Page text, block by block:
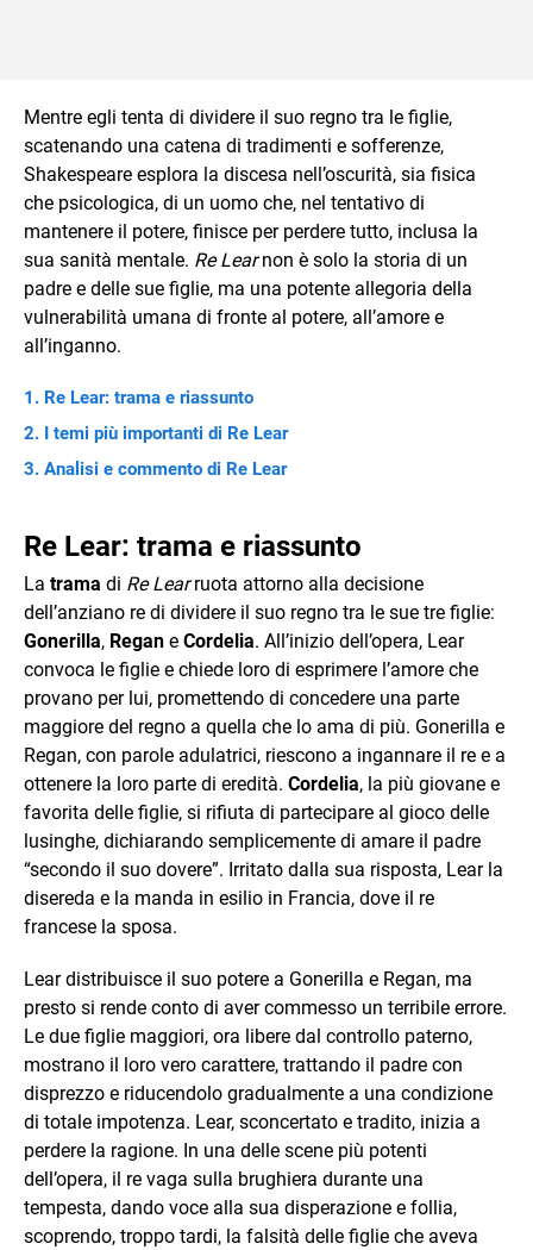
Mentre egli tenta di dividere il suo regno tra le figlie,
scatenando una catena di tradimenti e sofferenze,
Shakespeare esplora la discesa nell’oscurità, sia fisica
che psicologica, di un uomo che, nel tentativo di
mantenere il potere, finisce per perdere tutto, inclusa la
sua sanità mentale. Re Learnon è solo la storia di un
padre e delle sue figlie, ma una potente allegoria della
vulnerabilità umana di fronte al potere, all’amore e
all’inganno.
Re Lear: trama e riassunto
I temi più importanti di Re Lear
Analisi e commento di Re Lear
Re Lear: trama e riassunto
La trama di Re Learruota attorno alla decisione
dell’anziano re di dividere il suo regno tra le sue tre figlie:
Gonerilla, Regan e Cordelia. All’inizio dell’opera, Lear
convoca le figlie e chiede loro di esprimere l’amore che
provano per lui, promettendo di concedere una parte
maggiore del regno a quella che lo ama di più. Gonerilla e
Regan, con parole adulatrici, riescono a ingannare il re e a
ottenere la loro parte di eredità. Cordelia, la più giovane e
favorita delle figlie, si rifiuta di partecipare al gioco delle
lusinghe, dichiarando semplicemente di amare il padre
“secondo il suo dovere”. Irritato dalla sua risposta, Lear la
disereda e la manda in esilio in Francia, dove il re
francese la sposa.
Lear distribuisce il suo potere a Gonerilla e Regan, ma
presto si rende conto di aver commesso un terribile errore.
Le due figlie maggiori, ora libere dal controllo paterno,
mostrano il loro vero carattere, trattando il padre con
disprezzo e riducendolo gradualmente a una condizione
di totale impotenza. Lear, sconcertato e tradito, inizia a
perdere la ragione. In una delle scene più potenti
dell’opera, il re vaga sulla brughiera durante una
tempesta, dando voce alla sua disperazione e follia,
scoprendo, troppo tardi, la falsità delle figlie che aveva